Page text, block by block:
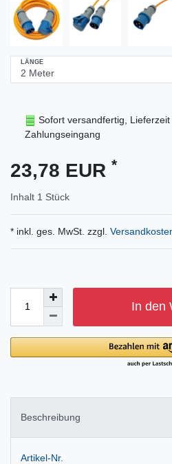
LÄNGE
Sofort versandfertig,
Zahlungseingang
23,78 EUR *
Inhalt 1 Stück
* inkl. ges. MwSt. zzgl.
In den
Beschreibung
Artikel-Nr.